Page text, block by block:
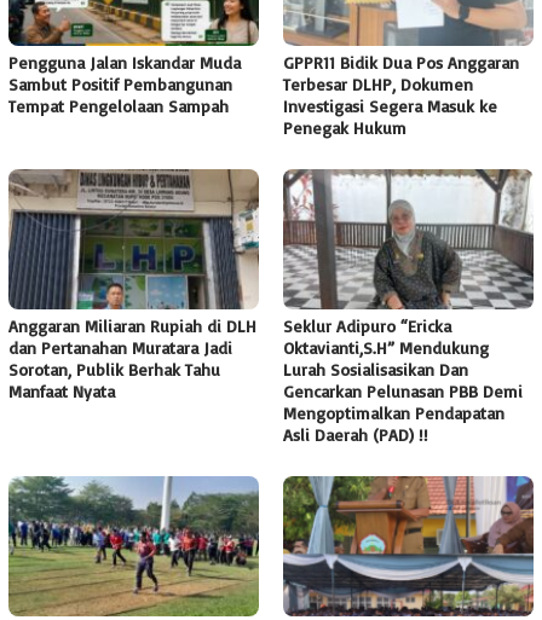
Pengguna Jalan Iskandar Muda
Sambut Positif Pembangunan
Tempat Pengelolaan Sampah
GPPR11 Bidik Dua Pos Anggaran
Terbesar DLHP, Dokumen
Investigasi Segera Masuk ke
Penegak Hukum
Anggaran Miliaran Rupiah di DLH
dan Pertanahan Muratara Jadi
Sorotan, Publik Berhak Tahu
Manfaat Nyata
Seklur Adipuro “Ericka
Oktavianti,S.H” Mendukung
Lurah Sosialisasikan Dan
Gencarkan Pelunasan PBB Demi
Mengoptimalkan Pendapatan
Asli Daerah (PAD) !!